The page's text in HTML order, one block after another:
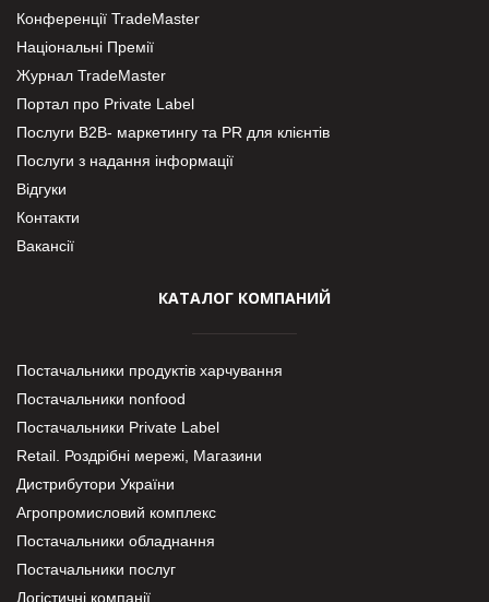
Конференції TradeMaster
Національні Премії
Журнал TradeMaster
Портал про Private Label
Послуги В2В- маркетингу та PR для клієнтів
Послуги з надання інформації
Відгуки
Контакти
Вакансії
КАТАЛОГ КОМПАНИЙ
Постачальники продуктів харчування
Постачальники nonfood
Постачальники Private Label
Retail. Роздрібні мережі, Магазини
Дистрибутори України
Агропромисловий комплекс
Постачальники обладнання
Постачальники послуг
Логістичні компанії